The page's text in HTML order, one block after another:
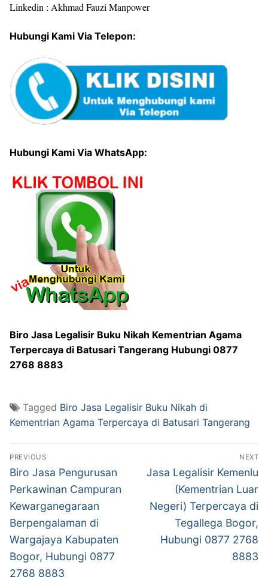
Linkedin : Akhmad Fauzi Manpower
Hubungi Kami Via Telepon:
Hubungi Kami Via WhatsApp:
Biro Jasa Legalisir Buku Nikah Kementrian Agama
Terpercaya di Batusari Tangerang Hubungi 0877
2768 8883
Tagged Biro Jasa Legalisir Buku Nikah di
Kementrian Agama Terpercaya di Batusari Tangerang
Post
navigation
PREVIOUS
Previous
post:
Biro Jasa Pengurusan
Perkawinan Campuran
Kewarganegaraan
Berpengalaman di
Wargajaya Kabupaten
Bogor, Hubungi 0877
2768 8883
NEXT
Next
Jasa Legalisir Kemenlu
(Kementrian Luar
Negeri) Terpercaya di
Tegallega Bogor,
Hubungi 0877 2768
8883